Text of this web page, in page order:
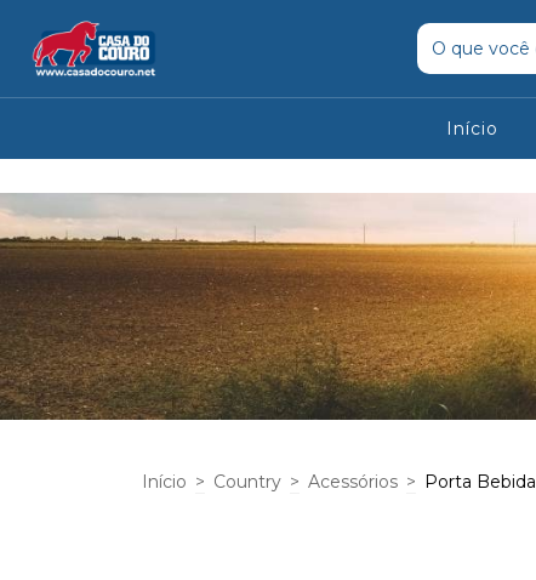
Início
Início > Country > Acessórios > Porta Bebida